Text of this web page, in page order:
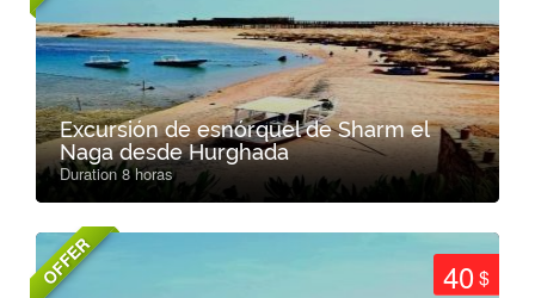
Excursión de esnórquel de Sharm el
Naga desde Hurghada
Duration 8 horas
OFFER 40$